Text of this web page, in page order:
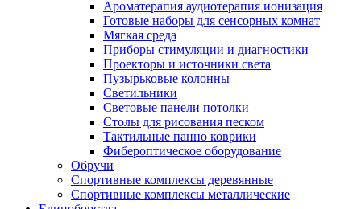
Ароматерапия аудиотерапия ионизация
Готовые наборы для сенсорных комнат
Мягкая среда
Приборы стимуляции и диагностики
Проекторы и источники света
Пузырьковые колонны
Светильники
Световые панели потолки
Столы для рисования песком
Тактильные панно коврики
Фибероптическое оборудование
Обручи
Спортивные комплексы деревянные
Спортивные комплексы металлические